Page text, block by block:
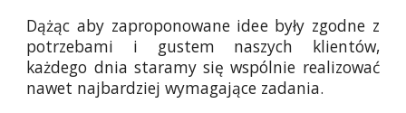
Dążąc aby zaproponowane idee były zgodne z
potrzebami i gustem naszych klientów,
każdego dnia staramy się wspólnie realizować
nawet najbardziej wymagające zadania.